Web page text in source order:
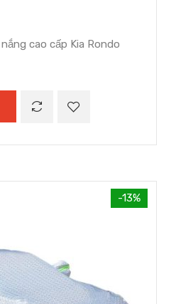
cao cấp Kia Rondo
-13%